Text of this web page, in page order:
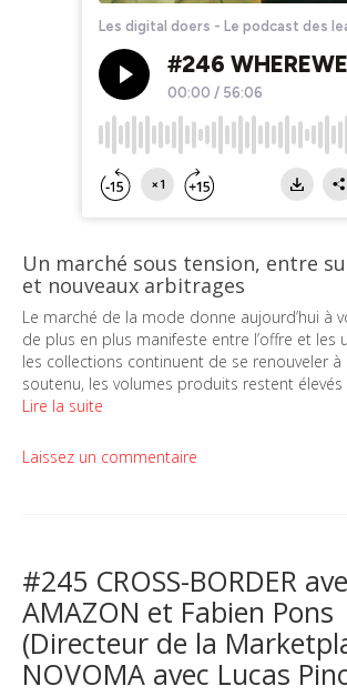
Un marché sous tension, entre
et nouveaux arbitrages
Le marché de la mode donne aujourd’hui à
de plus en plus manifeste entre l’offre et les
les collections continuent de se renouveler à
soutenu, les volumes produits restent élevés
Lire la suite
Laissez un commentaire
#245 CROSS-BORDER
AMAZON et Fabien Pons
(Directeur de la
NOVOMA avec Lucas